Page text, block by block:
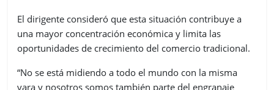
El dirigente consideró que esta situación contribuye a
una mayor concentración económica y limita las
oportunidades de crecimiento del comercio tradicional.
“No se está midiendo a todo el mundo con la misma
vara y nosotros somos también parte del engranaje